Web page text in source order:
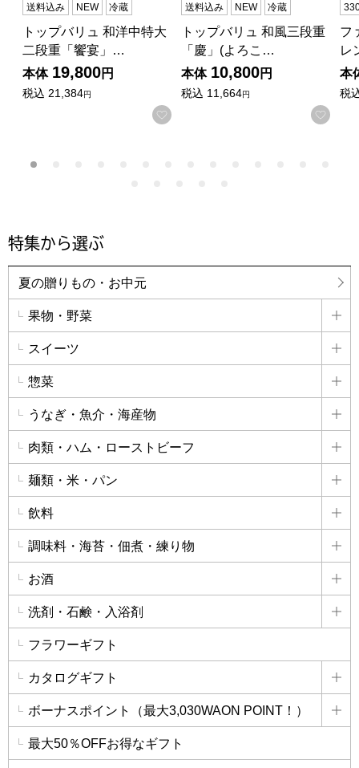
送料込み NEW 冷蔵
トップバリュ 和洋中特大
二段重「饗宴」…
本体 19,800円
税込 21,384円
お気に入りに登録する
送料込み NEW 冷蔵
トップバリュ 和風三段重
「慶」(よろこ…
本体 10,800円
税込 11,664円
お気
フ
レ
本
税
特集から選ぶ
夏の贈りもの・お中元
果物・野菜
詳
スイーツ
詳
惣菜
詳
うなぎ・魚介・海産物
詳
肉類・ハム・ローストビーフ
詳
麺類・米・パン
詳
飲料
詳
調味料・海苔・佃煮・練り物
詳
お酒
詳
洗剤・石鹸・入浴剤
詳
フラワーギフト
カタログギフト
詳
ボーナスポイント（最大3,030WAON POINT！）
詳
最大50％OFFお得なギフト